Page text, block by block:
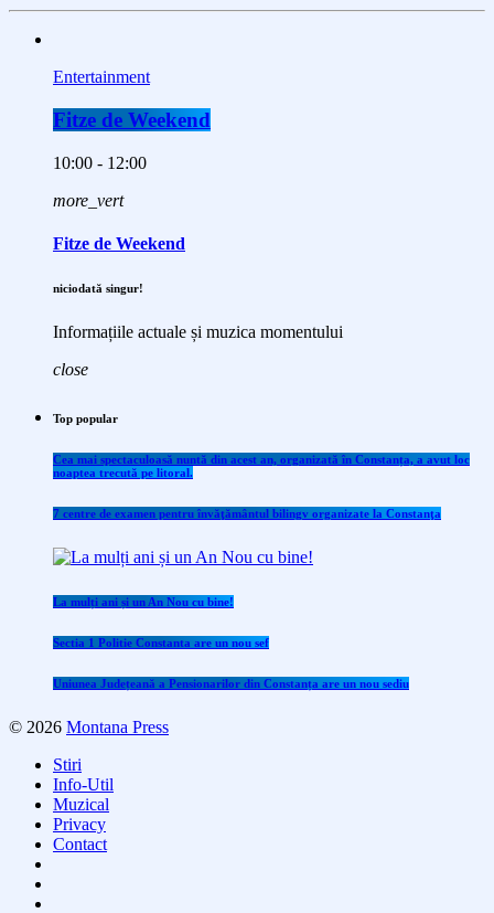
Entertainment
Fitze de Weekend
10:00 - 12:00
more_vert
Fitze de Weekend
niciodată singur!
Informațiile actuale și muzica momentului
close
Top popular
Cea mai spectaculoasă nuntă din acest an, organizată în Constanța, a avut loc
noaptea trecută pe litoral.
7 centre de examen pentru învăţământul bilingv organizate la Constanţa
La mulți ani și un An Nou cu bine!
Sectia 1 Politie Constanta are un nou sef
Uniunea Județeană a Pensionarilor din Constanța are un nou sediu
© 2026 Montana Press
Stiri
Info-Util
Muzical
Privacy
Contact